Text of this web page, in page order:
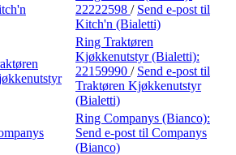
22222598 / Send e-post til
Kitch'n (Bialetti)
Ring Traktøren
Kjøkkenutstyr (Bialetti):
22159990 / Send e-post til
Traktøren Kjøkkenutstyr
(Bialetti)
Ring Companys (Bianco):
Send e-post til Companys
(Bianco)